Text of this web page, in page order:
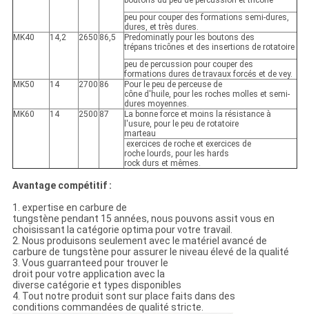
peu pour couper des formations semi-dures,
dures, et très dures.
MK40
14,2 2650 86,5
Predominatly pour les boutons des
trépans tricônes et des insertions de rotatoire
peu de percussion pour couper des
formations dures de travaux forcés et de vey.
MK50
14 2700 86
Pour le peu de perceuse de
cône d'huile, pour les roches molles et semi-
dures moyennes.
MK60
14 2500 87
La bonne force et moins la résistance à
l'usure, pour le peu de rotatoire
marteau
exercices de roche et exercices de
roche lourds, pour les hards
rock durs et mêmes.
Avantage compétitif :
1. expertise en carbure de
tungstène pendant 15 années, nous pouvons assit vous en
choisissant la catégorie optima pour votre travail.
2. Nous produisons seulement avec le matériel avancé de
carbure de tungstène pour assurer le niveau élevé de la qualité
3. Vous guarranteed pour trouver le
droit pour votre application avec la
diverse catégorie et types disponibles
4. Tout notre produit sont sur place faits dans des
conditions commandées de qualité stricte.